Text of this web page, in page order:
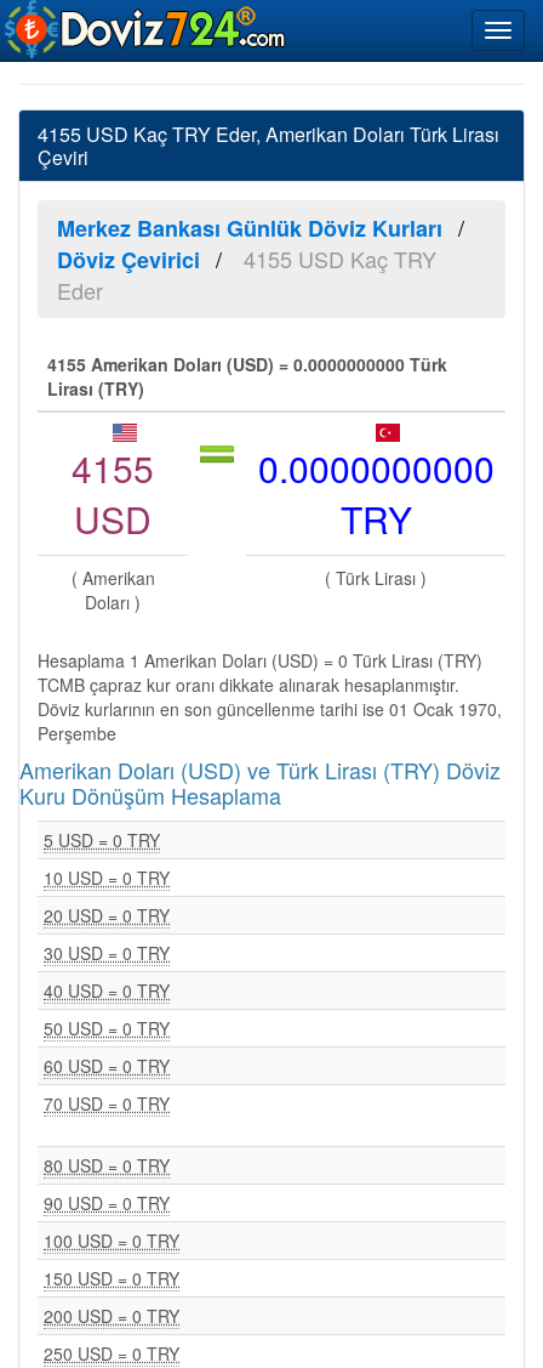
4155 USD Kaç TRY Eder, Amerikan Doları Türk Lirası
Çeviri
Merkez Bankası Günlük Döviz Kurları
Döviz Çevirici
4155 USD Kaç TRY
Eder
4155 Amerikan Doları (USD) = 0.0000000000 Türk
Lirası (TRY)
4155
USD
0.0000000000
TRY
( Amerikan
Doları )
( Türk Lirası )
Hesaplama 1 Amerikan Doları (USD) = 0 Türk Lirası (TRY)
TCMB çapraz kur oranı dikkate alınarak hesaplanmıştır.
Döviz kurlarının en son güncellenme tarihi ise 01 Ocak 1970,
Perşembe
Amerikan Doları (USD) ve Türk Lirası (TRY) Döviz
Kuru Dönüşüm Hesaplama
5 USD = 0 TRY
10 USD = 0 TRY
20 USD = 0 TRY
30 USD = 0 TRY
40 USD = 0 TRY
50 USD = 0 TRY
60 USD = 0 TRY
70 USD = 0 TRY
80 USD = 0 TRY
90 USD = 0 TRY
100 USD = 0 TRY
150 USD = 0 TRY
200 USD = 0 TRY
250 USD = 0 TRY